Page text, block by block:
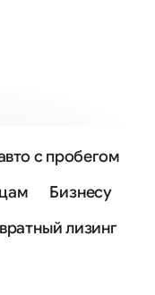
с пробегом
Бизнесу
лизинг